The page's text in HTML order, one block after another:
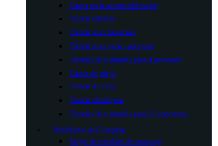
Carpa en la azotea del coche
Tienda inflable
Tienda para mascotas
Tienda para varias personas
Tiendas de campaña para 4 personas
Carpa de playa
Tienda de caza
Tienda ultraligera
Tiendas de campaña para 2-3 personas
Mobiliario de Camping
Juego de muebles de camping